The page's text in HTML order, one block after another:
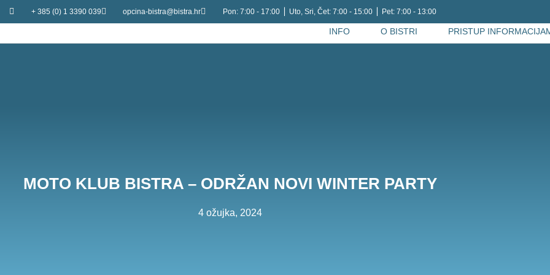
+ 385 (0) 1 3390 039 opcina-bistra@bistra.hr Pon: 7:00 - 17:00 ⎪ Uto, Sri, Čet: 7:00 - 15:00 ⎪ Pet: 7:00 - 13:00
INFO O BISTRI PRISTUP
MOTO KLUB BISTRA – ODRŽAN NOVI WINTER PARTY
4 ožujka, 2024